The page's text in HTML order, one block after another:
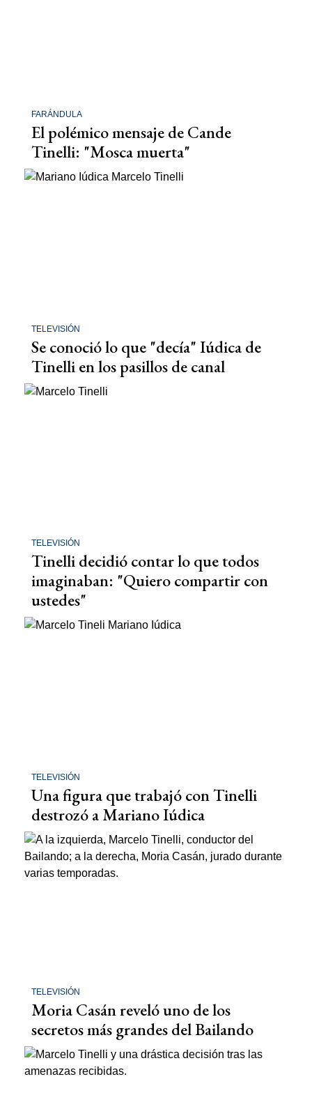
FARÁNDULA
El polémico mensaje de Cande
Tinelli: "Mosca muerta"
TELEVISIÓN
Se conoció lo que "decía" Iúdica de
Tinelli en los pasillos de canal
TELEVISIÓN
Tinelli decidió contar lo que todos
imaginaban: "Quiero compartir con
ustedes"
TELEVISIÓN
Una figura que trabajó con Tinelli
destrozó a Mariano Iúdica
TELEVISIÓN
Moria Casán reveló uno de los
secretos más grandes del Bailando